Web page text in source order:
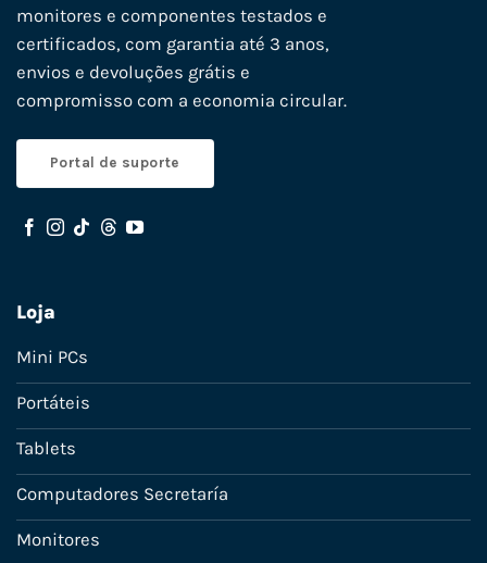
monitores e componentes testados e
certificados, com garantia até 3 anos,
envios e devoluções grátis e
compromisso com a economia circular.
Portal de suporte
Loja
Mini PCs
Portáteis
Tablets
Computadores Secretaría
Monitores